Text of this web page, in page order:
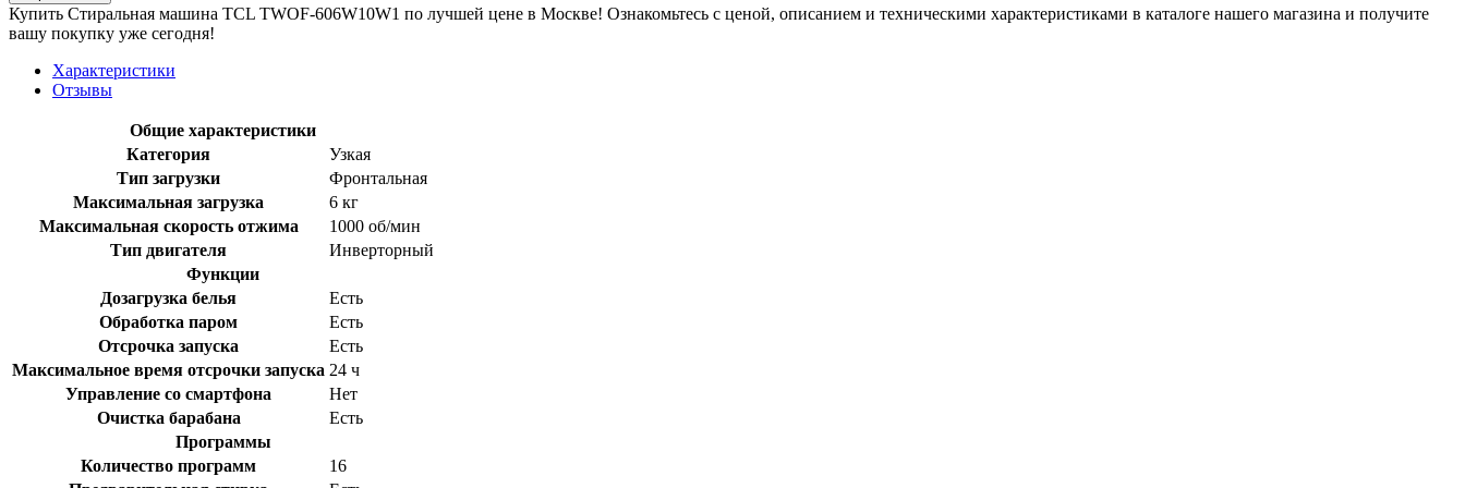
Купить Стиральная машина TCL TWOF-606W10W1 по лучшей цене в Москве! Ознакомьтесь с ценой, описанием и техническими характеристиками в каталоге нашего магазина и получите
вашу покупку уже сегодня!
Характеристики
Отзывы
Общие характеристики
Категория
Узкая
Тип загрузки
Фронтальная
Максимальная загрузка
6 кг
Максимальная скорость отжима
1000 об/мин
Тип двигателя
Инверторный
Функции
Дозагрузка белья
Есть
Обработка паром
Есть
Отсрочка запуска
Есть
Максимальное время отсрочки запуска 24 ч
Управление со смартфона
Нет
Очистка барабана
Есть
Программы
Количество программ
16